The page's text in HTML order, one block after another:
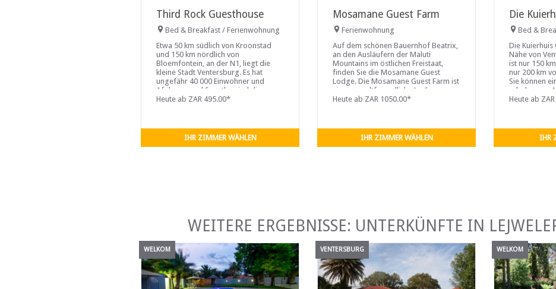
Third Rock Guesthouse
Bed & Breakfast / Ferienwohnung
Etwa 50 km südlich von Kroonstad
und 150 km nördlich von
Bloemfontein, an der N1, liegt die
kleine Stadt Ventersburg. Es hat
ungefähr 40 000 Einwohner und
Afrikaans und Sesotho sind die
dominierenden Sprachen.
Heute ab ZAR 495.00*
IHR ZIMMER WÄHLEN
Mosamane Guest Farm
Ferienwohnung
Auf dem schönen Bauernhof Beatrix,
an den Ausläufern der Maluti
Mountains im östlichen Freistaat,
finden Sie die Mosamane Guest
Lodge. Die Mosamane Guest Farm ist
eine umweltfreundliche Lodge zur
Heute ab ZAR 1050.00*
IHR ZIMMER WÄHLEN
Die
Bed &
Die Kuierhuis
Nähe von
ist nur 150
nur 200 km
Sie können
erholsamen
Heute ab
IHR
WEITERE ERGEBNISSE: UNTERKÜNFTE IN
WELKOM VENTERSBURG WELKOM